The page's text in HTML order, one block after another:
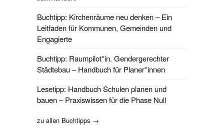
Buchtipp: Kirchenräume neu denken – Ein
Leitfaden für Kommunen, Gemeinden und
Engagierte
Buchtipp: Raumpilot*in. Gendergerechter
Städtebau – Handbuch für Planer*innen
Lesetipp: Handbuch Schulen planen und
bauen – Praxiswissen für die Phase Null
zu allen Buchtipps →